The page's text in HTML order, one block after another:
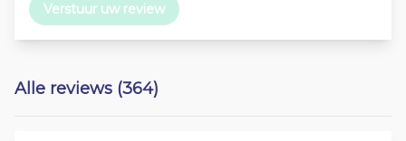
Verstuur uw review
Alle reviews (364)